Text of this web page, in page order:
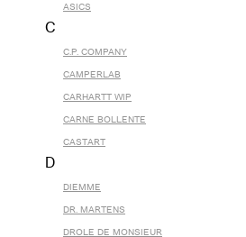
ASICS
C
C.P. COMPANY
CAMPERLAB
CARHARTT WIP
CARNE BOLLENTE
CASTART
D
DIEMME
DR. MARTENS
DROLE DE MONSIEUR